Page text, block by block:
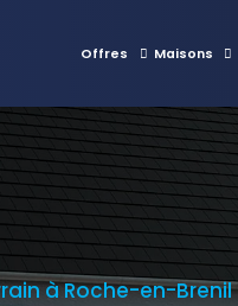
Offres Maisons
à Roche-en-Brenil